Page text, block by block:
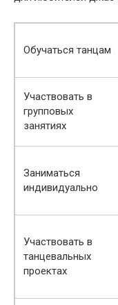
Обучаться танцам
Участвовать в
групповых
занятиях
Заниматься
индивидуально
Участвовать в
танцевальных
проектах